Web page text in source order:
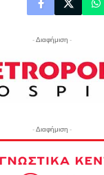
- Διαφήμιση -
- Διαφήμιση -